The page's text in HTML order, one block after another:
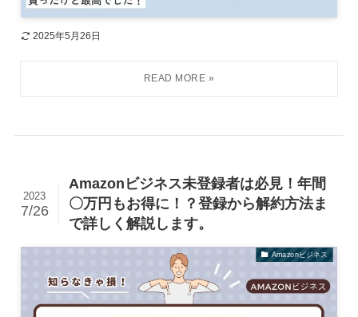
2025年5月26日
Amazonビジネス未登録者は必見！年間
〇万円もお得に！？登録から解約方法ま
で詳しく解説します。
2023
7/26
Amazonビジネス